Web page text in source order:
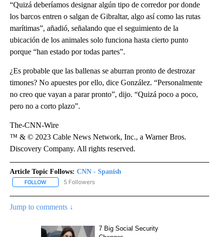
“Quizá deberíamos designar algún tipo de corredor por donde
los barcos entren o salgan de Gibraltar, algo así como las rutas
marítimas”, añadió, señalando que el seguimiento de la
ubicación de los animales solo funciona hasta cierto punto
porque “han estado por todas partes”.
¿Es probable que las ballenas se aburran pronto de destrozar
timones? No apuestes por ello, dice González. “Personalmente
no creo que vayan a parar pronto”, dijo. “Quizá poco a poco,
pero no a corto plazo”.
The-CNN-Wire
™ & © 2023 Cable News Network, Inc., a Warner Bros.
Discovery Company. All rights reserved.
Article Topic Follows: CNN - Spanish
FOLLOW FOLLOW "CNN - SPANISH" TO RECEIVE NOTIFICATIONS ABOUT
5 Followers
Jump to comments ↓